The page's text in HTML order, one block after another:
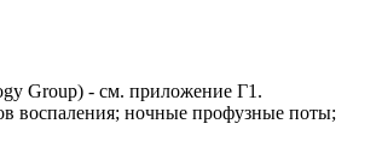
Group) - см. приложение Г1.
воспаления; ночные профузные поты;